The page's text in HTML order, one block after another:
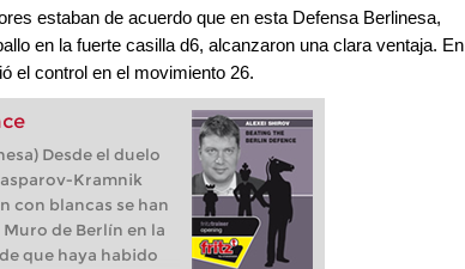
estaban de acuerdo que en esta Defensa Berlinesa,
en la fuerte casilla d6, alcanzaron una clara ventaja. En
el control en el movimiento 26.
Desde el duelo
Kramnik
con blancas se han
de Berlín en la
que haya habido